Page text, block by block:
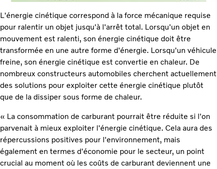
L'énergie cinétique correspond à la force mécanique requise
pour ralentir un objet jusqu'à l'arrêt total. Lorsqu'un objet en
mouvement est ralenti, son énergie cinétique doit être
transformée en une autre forme d'énergie. Lorsqu'un véhicule
freine, son énergie cinétique est convertie en chaleur. De
nombreux constructeurs automobiles cherchent actuellement
des solutions pour exploiter cette énergie cinétique plutôt
que de la dissiper sous forme de chaleur.
« La consommation de carburant pourrait être réduite si l'on
parvenait à mieux exploiter l'énergie cinétique. Cela aura des
répercussions positives pour l'environnement, mais
également en termes d'économie pour le secteur, un point
crucial au moment où les coûts de carburant deviennent une